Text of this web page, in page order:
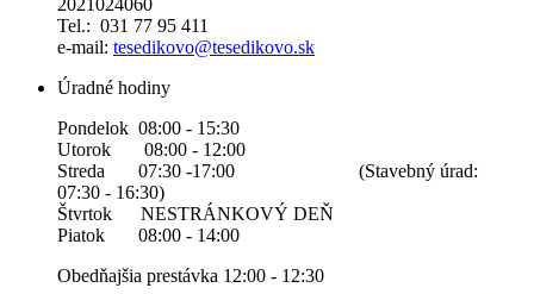
2021024060
Tel.: 031 77 95 411
e-mail: tesedikovo@tesedikovo.sk
Úradné hodiny
Pondelok 08:00 - 15:30
Utorok 08:00 - 12:00
Streda 07:30 -17:00 (Stavebný úrad:
07:30 - 16:30)
Štvrtok NESTRÁNKOVÝ DEŇ
Piatok 08:00 - 14:00
Obedňajšia prestávka 12:00 - 12:30